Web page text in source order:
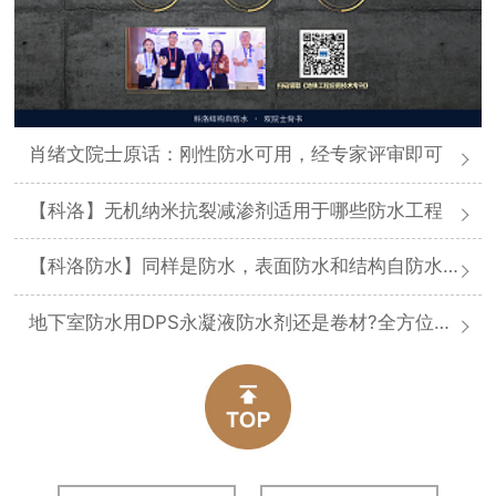
肖绪文院士原话：刚性防水可用，经专家评审即可
【科洛】无机纳米抗裂减渗剂适用于哪些防水工程
【科洛防水】同样是防水，表面防水和结构自防水差在哪
地下室防水用DPS永凝液防水剂还是卷材?全方位对比分析